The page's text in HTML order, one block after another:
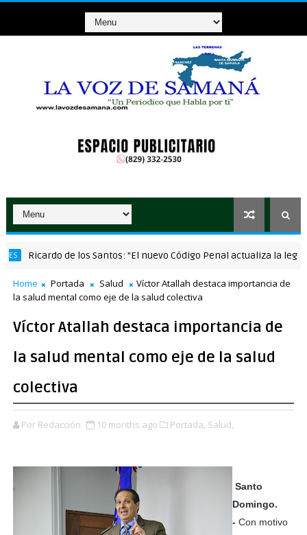
Ricardo de los Santos: "El nuevo Código Penal actualiza la
Home Portada Salud
Víctor Atallah destaca importancia de
la salud mental como eje de la salud colectiva
Víctor Atallah destaca importancia de
la salud mental como eje de la salud
colectiva
Por Redacción 10 months ago Portada, Salud,
Santo
Domingo.
- Con motivo